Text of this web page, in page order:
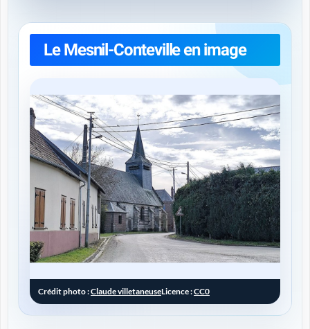
Le Mesnil-Conteville en image
Crédit photo :Claude villetaneuseLicence :CC0